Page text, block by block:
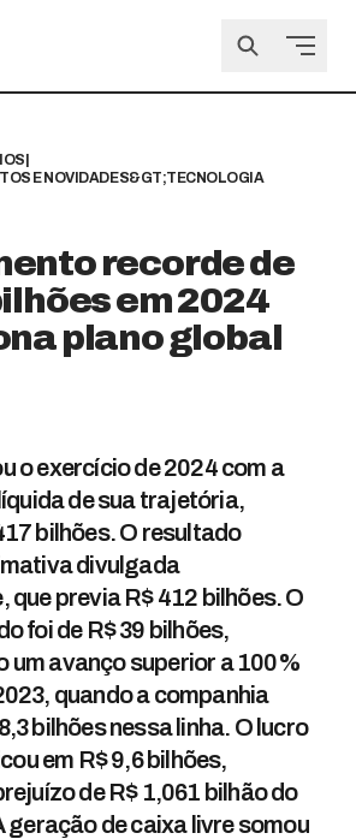
E NOVIDADES&GT;TECNOLOGIA
recorde de
em 2024
plano global
o exercício de 2024 com a
de sua trajetória,
bilhões. O resultado
divulgada
que previa R$ 412 bilhões. O
foi de R$ 39 bilhões,
um avanço superior a 100%
quando a companhia
bilhões nessa linha. O lucro
em R$ 9,6 bilhões,
de R$ 1,061 bilhão do
geração de caixa livre somou